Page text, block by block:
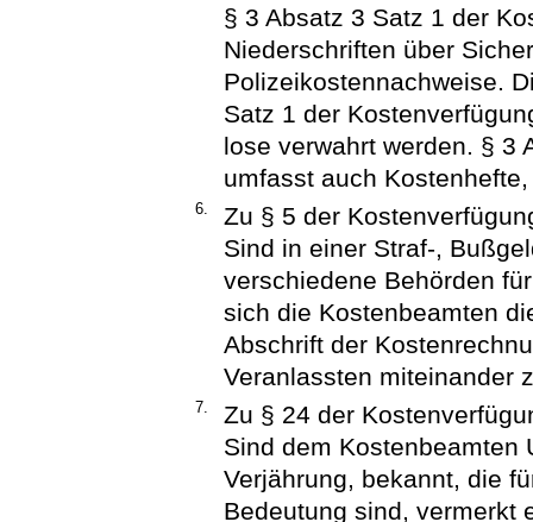
§ 3 Absatz 3 Satz 1 der
Niederschriften über
Polizeikostennachweise.
Satz 1 der
lose verwahrt werden. § 3
umfasst auch
6.
Zu § 5 der
Sind in einer Straf-,
verschiedene Behörden
sich die Kostenbeamten
Abschrift der
Veranlassten miteinander
7.
Zu § 24 der
Sind dem Kostenbeamten
Verjährung, bekannt, die
Bedeutung sind, vermerkt